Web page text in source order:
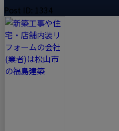
Post ID: 1334